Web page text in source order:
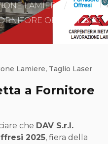
LAMIERE
OFFRESI 2025
Lamiere, Taglio Laser
a Fornitore
che DAV S.r.l.
2025, fiera della